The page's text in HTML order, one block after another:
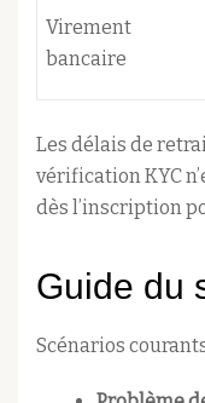
Virement
bancaire
Les délais de
vérification KYC
dès l’inscription
Guide du
Scénarios